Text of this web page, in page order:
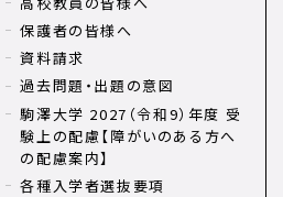
保護者の皆様へ
資料請求
過去問題・出題の意図
駒澤大学 2027（令和9）年度 受
験上の配慮【障がいのある方へ
の配慮案内】
各種入学者選抜要項